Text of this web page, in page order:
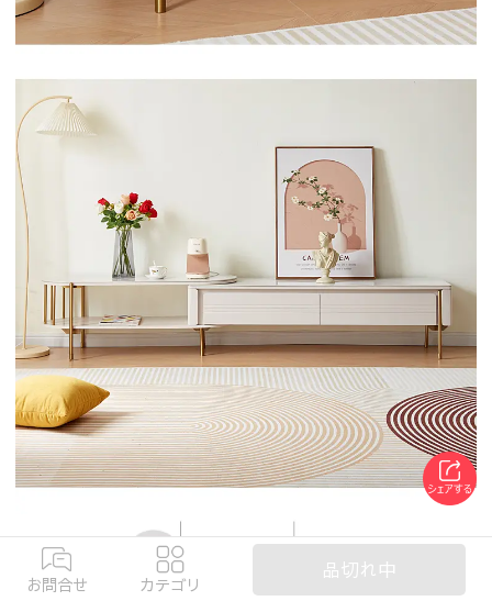
お問合せ カテゴリ
品切れ中